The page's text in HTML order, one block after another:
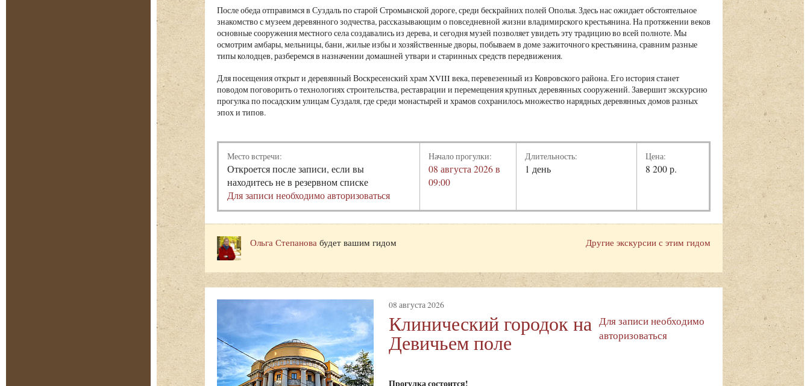
После обеда отправимся в Суздаль по старой Стромынской дороге, среди бескрайних полей Ополья. Здесь нас ожидает обстоятельное
знакомство с музеем деревянного зодчества, рассказывающим о повседневной жизни владимирского крестьянина. На протяжении веков
основные сооружения местного села создавались из дерева, и сегодня музей позволяет увидеть эту традицию во всей полноте. Мы
осмотрим амбары, мельницы, бани, жилые избы и хозяйственные дворы, побываем в доме зажиточного крестьянина, сравним разные
типы колодцев, разберемся в назначении домашней утвари и старинных средств передвижения.
Для посещения открыт и деревянный Воскресенский храм XVIII века, перевезенный из Ковровского района. Его история станет
поводом поговорить о технологиях строительства, реставрации и перемещения крупных деревянных сооружений. Завершит экскурсию
прогулка по посадским улицам Суздаля, где среди монастырей и храмов сохранилось множество нарядных деревянных домов разных
эпох и типов.
Место встречи:
Откроется после записи, если вы
находитесь не в резервном списке
Для записи необходимо авторизоваться
Начало прогулки:
08 августа 2026 в
09:00
Длительность:
1 день
Цена:
8 200 р.
Другие экскурсии с этим гидом
Ольга Степанова будет вашим гидом
08 августа 2026
Клинический городок на
Девичьем поле
Для записи необходимо
авторизоваться
Прогулка состоится!